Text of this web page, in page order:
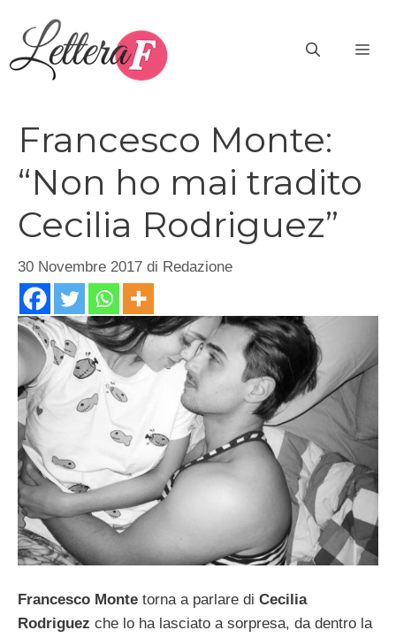
contenuto
Francesco Monte:
“Non ho mai tradito
Cecilia Rodriguez”
30 Novembre 2017 di Redazione
Francesco Monte torna a parlare di Cecilia
Rodriguez che lo ha lasciato a sorpresa, da dentro la